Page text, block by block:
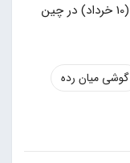
کنند. در نهایت، عرضه این نسخه از 31 می (10 خرداد) در چین
گوشی میان رده